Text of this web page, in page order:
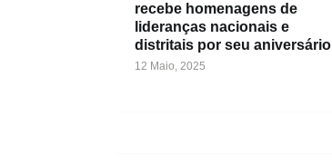
recebe homenagens de
lideranças nacionais e
distritais por seu aniversário
12 Maio, 2025